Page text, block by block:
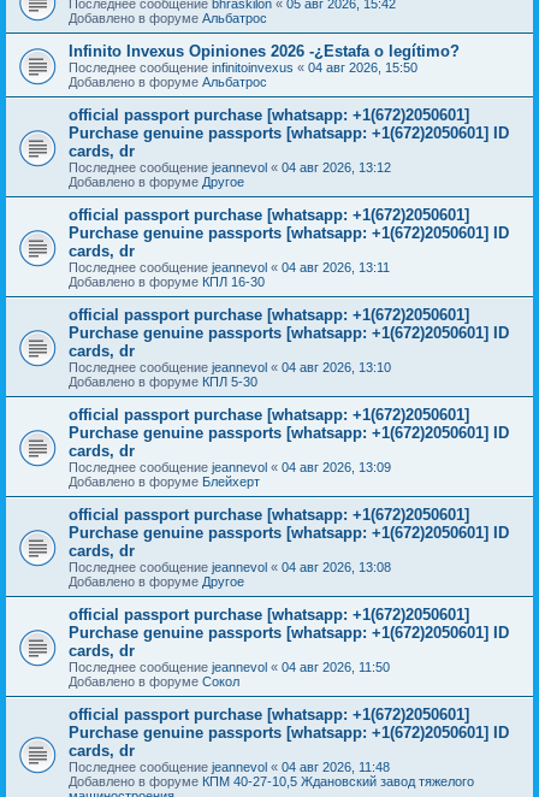
Последнее сообщение bhraskilon « 05 авг 2026, 15:42
Добавлено в форуме Альбатрос
Infinito Invexus Opiniones 2026 -¿Estafa o legítimo?
Последнее сообщение infinitoinvexus « 04 авг 2026, 15:50
Добавлено в форуме Альбатрос
official passport purchase [whatsapp: +1(672)2050601]
Purchase genuine passports [whatsapp: +1(672)2050601] ID
cards, dr
Последнее сообщение jeannevol « 04 авг 2026, 13:12
Добавлено в форуме Другое
official passport purchase [whatsapp: +1(672)2050601]
Purchase genuine passports [whatsapp: +1(672)2050601] ID
cards, dr
Последнее сообщение jeannevol « 04 авг 2026, 13:11
Добавлено в форуме КПЛ 16-30
official passport purchase [whatsapp: +1(672)2050601]
Purchase genuine passports [whatsapp: +1(672)2050601] ID
cards, dr
Последнее сообщение jeannevol « 04 авг 2026, 13:10
Добавлено в форуме КПЛ 5-30
official passport purchase [whatsapp: +1(672)2050601]
Purchase genuine passports [whatsapp: +1(672)2050601] ID
cards, dr
Последнее сообщение jeannevol « 04 авг 2026, 13:09
Добавлено в форуме Блейхерт
official passport purchase [whatsapp: +1(672)2050601]
Purchase genuine passports [whatsapp: +1(672)2050601] ID
cards, dr
Последнее сообщение jeannevol « 04 авг 2026, 13:08
Добавлено в форуме Другое
official passport purchase [whatsapp: +1(672)2050601]
Purchase genuine passports [whatsapp: +1(672)2050601] ID
cards, dr
Последнее сообщение jeannevol « 04 авг 2026, 11:50
Добавлено в форуме Сокол
official passport purchase [whatsapp: +1(672)2050601]
Purchase genuine passports [whatsapp: +1(672)2050601] ID
cards, dr
Последнее сообщение jeannevol « 04 авг 2026, 11:48
Добавлено в форуме КПМ 40-27-10,5 Ждановский завод тяжелого